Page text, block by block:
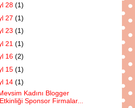
28 (1)
27 (1)
23 (1)
21 (1)
16 (2)
15 (1)
14 (1)
Kadını Blogger
Etkinliği Sponsor Firmalar...